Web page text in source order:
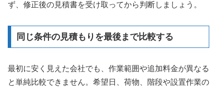
ず、修正後の見積書を受け取ってから判断しましょう。
同じ条件の見積もりを最後まで比較する
最初に安く見えた会社でも、作業範囲や追加料金が異なる
と単純比較できません。希望日、荷物、階段や設置作業の